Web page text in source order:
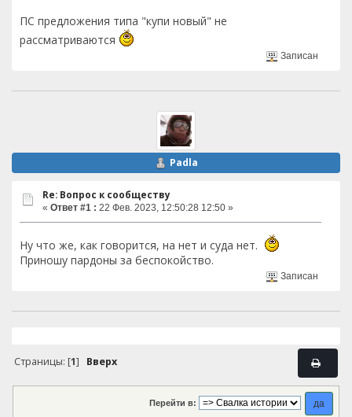
ПС предложения типа "купи новый" не
рассматриваются
Записан
Padla
Re: Вопрос к сообществу
« Ответ #1 : 22 Фев. 2023, 12:50:28 12:50 »
Ну что же, как говорится, на нет и суда нет.
Приношу пардоны за беспокойство.
Записан
Страницы: [1] Вверх
Перейти в: